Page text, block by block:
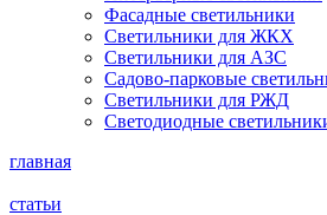
Фасадные светильники
Светильники для ЖКХ
Светильники для АЗС
Садово-парковые
Светильники для РЖД
Светодиодные
главная
статьи